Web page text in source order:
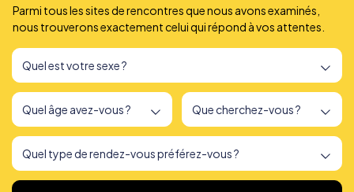
Parmi tous les sites de rencontres que nous avons examinés,
nous trouverons exactement celui qui répond à vos attentes.